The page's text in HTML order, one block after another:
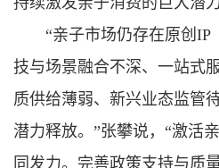
“亲子市场仍存在原创
技与场景融合不深、一站式
质供给薄弱、新兴业态监管
潜力释放。”张攀说，“激活
同发力。完善政策支持与质